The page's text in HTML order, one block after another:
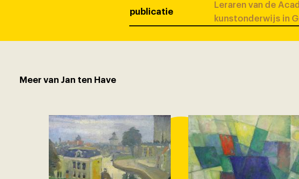
publicatie
Leraren van de
kunstonderwijs in
Meer van Jan ten Have